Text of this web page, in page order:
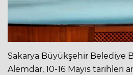
Sakarya Büyükşehir Belediye
Alemdar, 10-16 Mayıs tarihleri